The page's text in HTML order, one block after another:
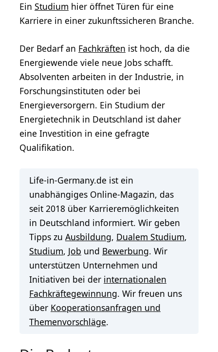
Ein Studium hier öffnet Türen für eine
Karriere in einer zukunftssicheren Branche.
Der Bedarf an Fachkräften ist hoch, da die
Energiewende viele neue Jobs schafft.
Absolventen arbeiten in der Industrie, in
Forschungsinstituten oder bei
Energieversorgern. Ein Studium der
Energietechnik in Deutschland ist daher
eine Investition in eine gefragte
Qualifikation.
Life-in-Germany.de ist ein
unabhängiges Online-Magazin, das
seit 2018 über Karrieremöglichkeiten
in Deutschland informiert. Wir geben
Tipps zu Ausbildung, Dualem Studium,
Studium, Job und Bewerbung. Wir
unterstützen Unternehmen und
Initiativen bei der internationalen
Fachkräftegewinnung. Wir freuen uns
über Kooperationsanfragen und
Themenvorschläge.